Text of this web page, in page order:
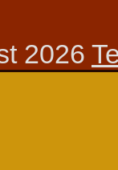
2026